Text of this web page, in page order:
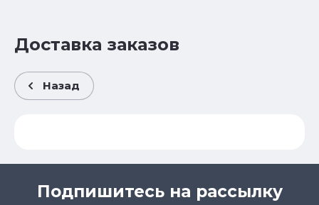
Доставка заказов
Назад
Подпишитесь на рассылку